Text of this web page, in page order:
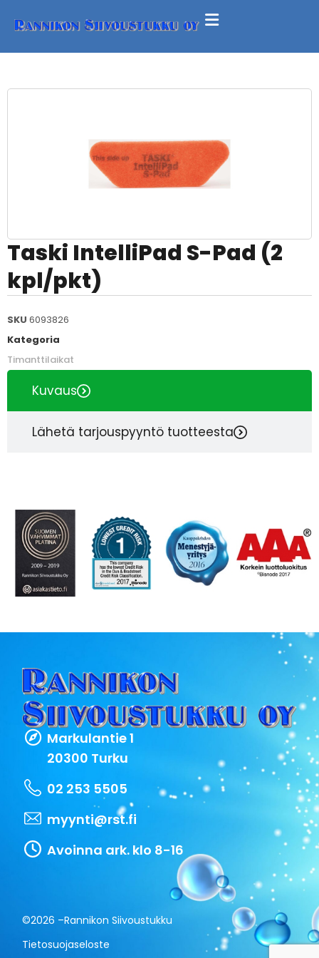
Taski IntelliPad S-Pad (2
kpl/pkt)
SKU 6093826
Kategoria
Timanttilaikat
Kuvaus
Lähetä tarjouspyyntö tuotteesta
Markulantie 1
20300 Turku
02 253 5505
myynti@rst.fi
Avoinna ark. klo 8-16
©2026 –Rannikon Siivoustukku
Tietosuojaseloste